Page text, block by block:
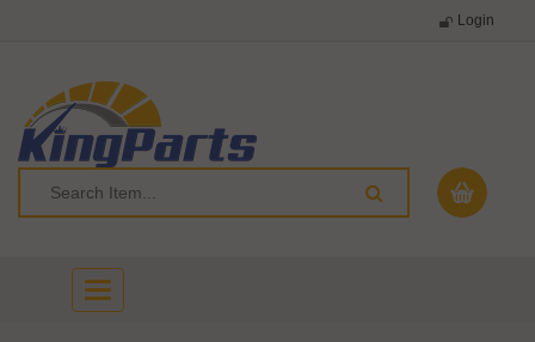
Login
Toggle
navigation